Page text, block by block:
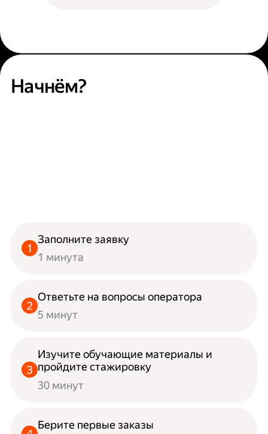
Начнём?
Заполните заявку
1 минута
Ответьте на вопросы оператора
5 минут
Изучите обучающие материалы и
пройдите стажировку
30 минут
Берите первые заказы